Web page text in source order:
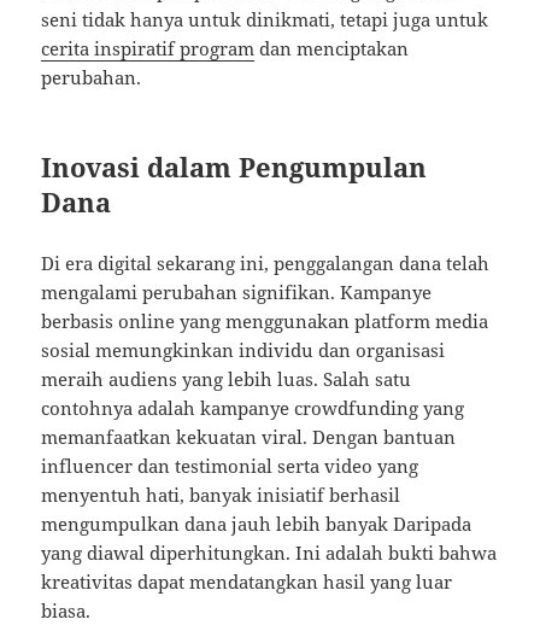
seni tidak hanya untuk dinikmati, tetapi juga untuk
cerita inspiratif program dan menciptakan
perubahan.
Inovasi dalam Pengumpulan
Dana
Di era digital sekarang ini, penggalangan dana telah
mengalami perubahan signifikan. Kampanye
berbasis online yang menggunakan platform media
sosial memungkinkan individu dan organisasi
meraih audiens yang lebih luas. Salah satu
contohnya adalah kampanye crowdfunding yang
memanfaatkan kekuatan viral. Dengan bantuan
influencer dan testimonial serta video yang
menyentuh hati, banyak inisiatif berhasil
mengumpulkan dana jauh lebih banyak Daripada
yang diawal diperhitungkan. Ini adalah bukti bahwa
kreativitas dapat mendatangkan hasil yang luar
biasa.